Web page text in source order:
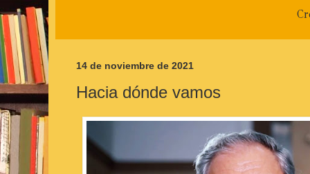
14 de noviembre de 2021
Hacia dónde vamos